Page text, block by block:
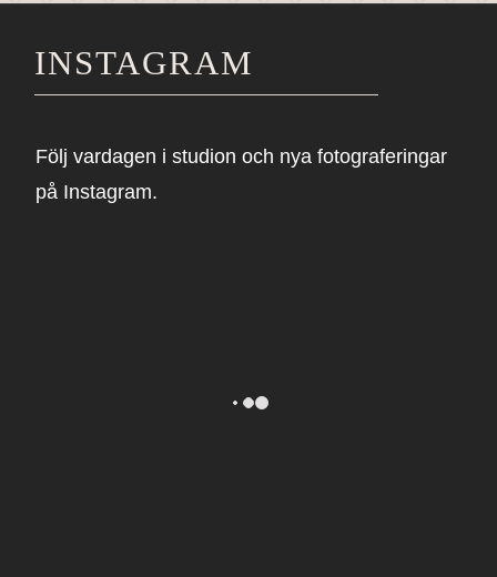
INSTAGRAM
Följ vardagen i studion och nya fotograferingar
på Instagram.